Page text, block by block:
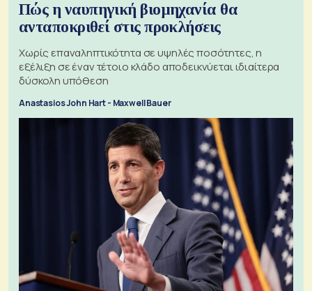
Πώς η ναυπηγική βιομηχανία θα
ανταποκριθεί στις προκλήσεις
Χωρίς επαναληπτικότητα σε υψηλές ποσότητες, η
εξέλιξη σε έναν τέτοιο κλάδο αποδεικνύεται ιδιαίτερα
δύσκολη υπόθεση
Anastasios John Hart - Maxwell Bauer